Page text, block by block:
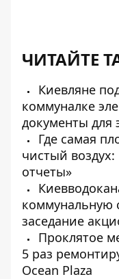
ЧИТАЙТЕ
Киевляне
коммуналке
документы для
Где самая
чистый
отчеты»
коммунальную
заседание
Проклятое
5 раз
Ocean Plaza